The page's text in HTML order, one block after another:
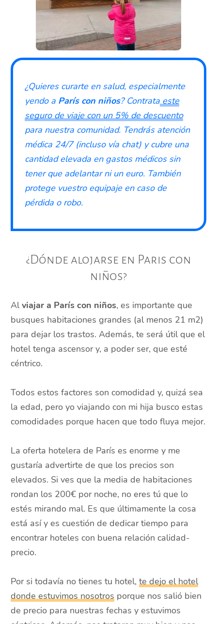
¿Quieres curarte en salud, especialmente
yendo a París con niños? Contrata este
seguro de viaje con un 5% de descuento
para nuestra comunidad. Tendrás atención
médica 24/7 (incluso vía chat) y cubre una
cantidad elevada en gastos médicos sin
tener que adelantar ni un euro. También
protege vuestro equipaje en caso de
pérdida o robo.
¿Dónde alojarse en Paris con
niños?
Alviajar a París con niños, es importante que
busques habitaciones grandes (al menos 21 m2)
para dejar los trastos. Además, te será útil que el
hotel tenga ascensor y, a poder ser, que esté
céntrico.
Todos estos factores son comodidad y, quizá sea
la edad, pero yo viajando con mi hija busco estas
comodidades porque hacen que todo fluya mejor.
La oferta hotelera de París es enorme y me
gustaría advertirte de que los precios son
elevados. Si ves que la media de habitaciones
rondan los 200€ por noche, no eres tú que lo
estés mirando mal. Es que últimamente la cosa
está así y es cuestión de dedicar tiempo para
encontrar hoteles con buena relación calidad-
precio.
Por si todavía no tienes tu hotel,te dejo el hotel
donde estuvimos nosotros porque nos salió bien
de precio para nuestras fechas y estuvimos